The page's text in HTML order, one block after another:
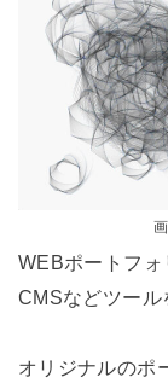
WEBポートフォ
CMSなどツール
オリジナルのポ